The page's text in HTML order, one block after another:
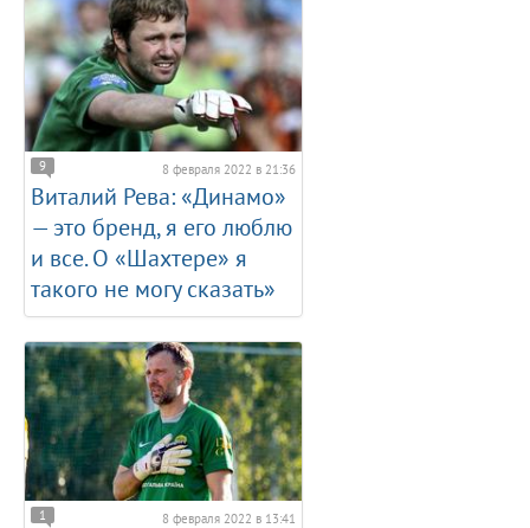
9 8 февраля 2022 в 21:36
Виталий Рева: «Динамо»
— это бренд, я его люблю
и все. О «Шахтере» я
такого не могу сказать»
1 8 февраля 2022 в 13:41